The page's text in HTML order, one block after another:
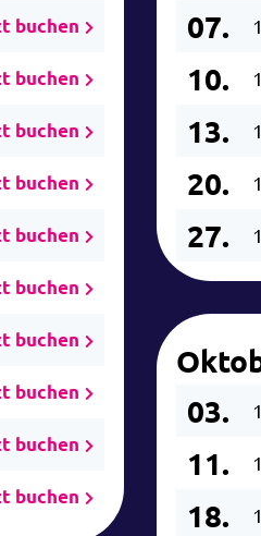
buchen
buchen
buchen
buchen
buchen
buchen
buchen
buchen
buchen
buchen
07.
10.
13.
20.
27.
03.
11.
18.